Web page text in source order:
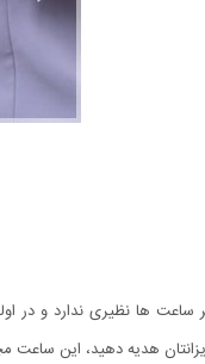
ساعت ها نظیری ندارد و در
هدیه دهید، این